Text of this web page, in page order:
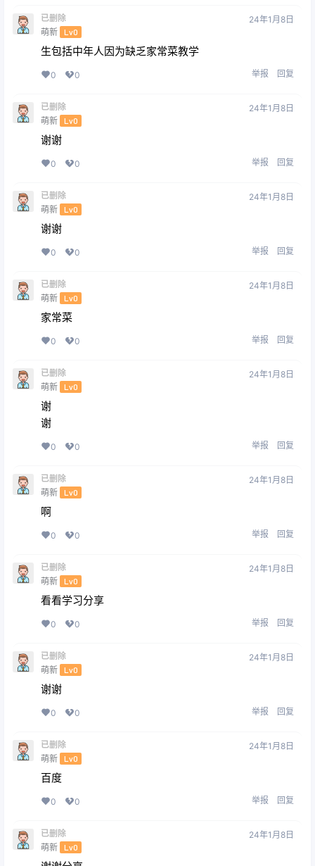
已删除
萌新 Lv0
24年1月8日
生包括中年人因为缺乏家常菜教学
0 0 举报 回复
已删除
萌新 Lv0
24年1月8日
谢谢
0 0 举报 回复
已删除
萌新 Lv0
24年1月8日
谢谢
0 0 举报 回复
已删除
萌新 Lv0
24年1月8日
家常菜
0 0 举报 回复
已删除
萌新 Lv0
24年1月8日
谢
谢
0 0 举报 回复
已删除
萌新 Lv0
24年1月8日
啊
0 0 举报 回复
已删除
萌新 Lv0
24年1月8日
看看学习分享
0 0 举报 回复
已删除
萌新 Lv0
24年1月8日
谢谢
0 0 举报 回复
已删除
萌新 Lv0
24年1月8日
百度
0 0 举报 回复
已删除
萌新 Lv0
24年1月8日